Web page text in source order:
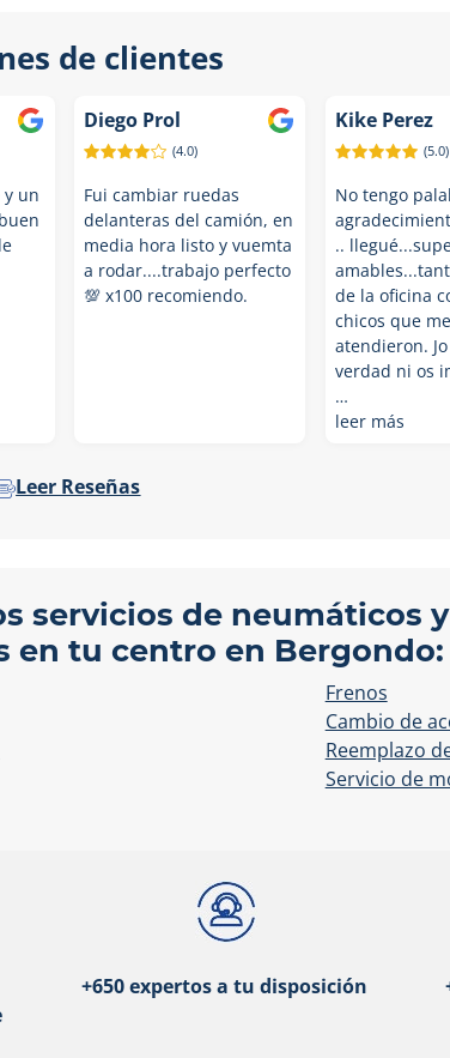
de clientes
y un
Diego Prol
(4.0)
Fui cambiar ruedas
delanteras del camión, en
media hora listo y vuemta
a rodar....trabajo perfecto
💯 x100 recomiendo.
Kike Perez
(5.0)
No tengo
..
de la oficina
chicos que me
atendieron.
verdad ni os
…
leer más
Leer Reseñas
servicios de neumáticos
en tu centro en Bergondo:
Frenos
Cambio de
Reemplazo
Servicio de
+650 expertos a tu disposición